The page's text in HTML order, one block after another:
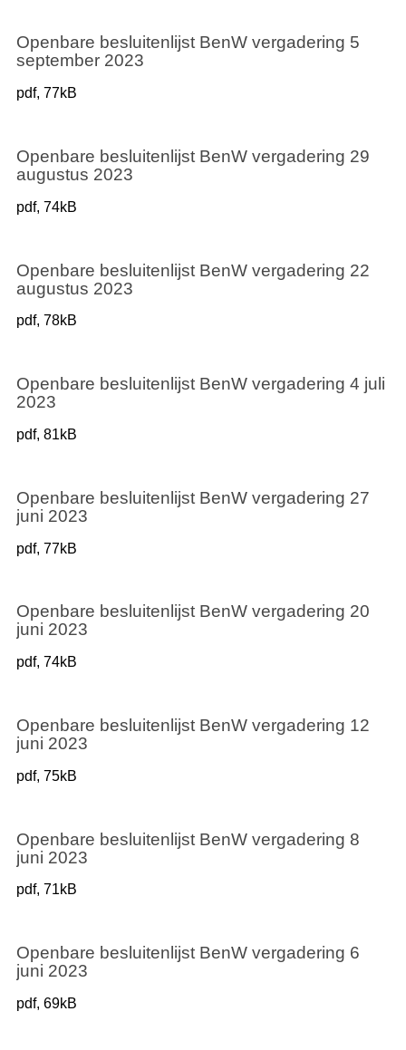
Openbare besluitenlijst BenW vergadering 5
september 2023
pdf, 77kB
Openbare besluitenlijst BenW vergadering 29
augustus 2023
pdf, 74kB
Openbare besluitenlijst BenW vergadering 22
augustus 2023
pdf, 78kB
Openbare besluitenlijst BenW vergadering 4 juli
2023
pdf, 81kB
Openbare besluitenlijst BenW vergadering 27
juni 2023
pdf, 77kB
Openbare besluitenlijst BenW vergadering 20
juni 2023
pdf, 74kB
Openbare besluitenlijst BenW vergadering 12
juni 2023
pdf, 75kB
Openbare besluitenlijst BenW vergadering 8
juni 2023
pdf, 71kB
Openbare besluitenlijst BenW vergadering 6
juni 2023
pdf, 69kB